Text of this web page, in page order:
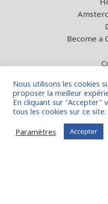
Become a
FIT in
par la
Nous utilisons les cookies
proposer la meilleur
En cliquant sur "Accepter"
tous les cookies sur ce site.
Paramètres
Accepter